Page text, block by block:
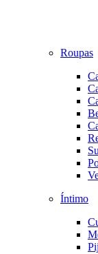
Roupas
Íntimo